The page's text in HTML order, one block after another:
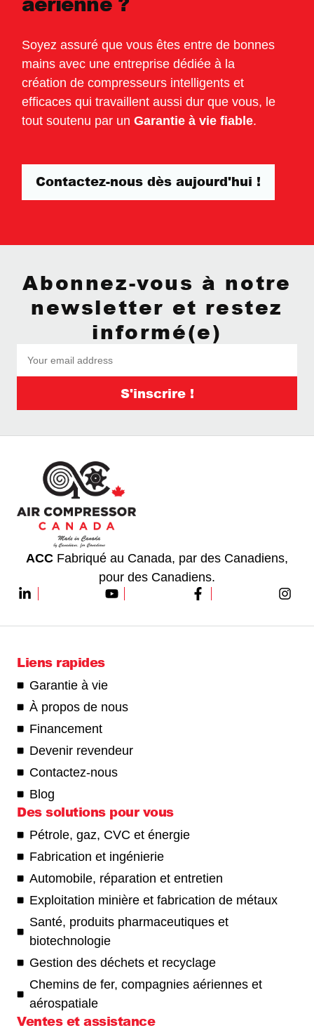
Soyez assuré que vous êtes entre de bonnes
mains avec une entreprise dédiée à la
création de compresseurs intelligents et
efficaces qui travaillent aussi dur que vous, le
tout soutenu par un Garantie à vie fiable.
Contactez-nous dès aujourd'hui !
Abonnez-vous à notre
newsletter et restez
informé(e)
S'inscrire !
ACC Fabriqué au Canada, par des Canadiens,
pour des Canadiens.
Liens rapides
Garantie à vie
À propos de nous
Financement
Devenir revendeur
Contactez-nous
Blog
Des solutions pour vous
Pétrole, gaz, CVC et énergie
Fabrication et ingénierie
Automobile, réparation et entretien
Exploitation minière et fabrication de métaux
Santé, produits pharmaceutiques et
biotechnologie
Gestion des déchets et recyclage
Chemins de fer, compagnies aériennes et
aérospatiale
Ventes et assistance